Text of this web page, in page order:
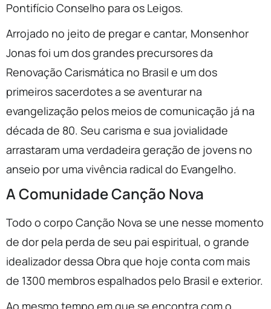
Pontifício Conselho para os Leigos.
Arrojado no jeito de pregar e cantar, Monsenhor
Jonas foi um dos grandes precursores da
Renovação Carismática no Brasil e um dos
primeiros sacerdotes a se aventurar na
evangelização pelos meios de comunicação já na
década de 80. Seu carisma e sua jovialidade
arrastaram uma verdadeira geração de jovens no
anseio por uma vivência radical do Evangelho.
A Comunidade Canção Nova
Todo o corpo Canção Nova se une nesse momento
de dor pela perda de seu pai espiritual, o grande
idealizador dessa Obra que hoje conta com mais
de 1300 membros espalhados pelo Brasil e exterior.